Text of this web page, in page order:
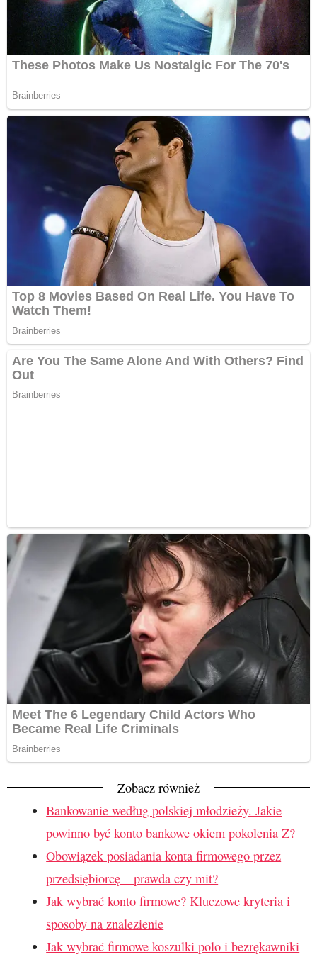
Zobacz również
Bankowanie według polskiej młodzieży. Jakie
powinno być konto bankowe okiem pokolenia Z?
Obowiązek posiadania konta firmowego przez
przedsiębiorcę – prawda czy mit?
Jak wybrać konto firmowe? Kluczowe kryteria i
sposoby na znalezienie
Jak wybrać firmowe koszulki polo i bezrękawniki